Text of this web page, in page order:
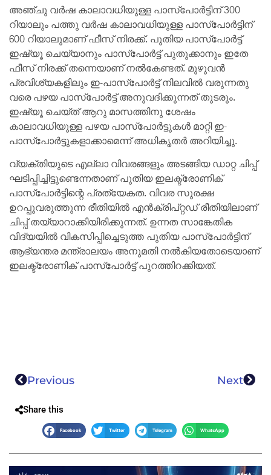
അഞ്ചു വർഷ കാലാവധിയുള്ള പാസ്പോർട്ടിന് 300
റിയാലും പത്തു വർഷ കാലാവധിയുള്ള പാസ്പോർട്ടിന്
600 റിയാലുമാണ് ഫീസ് നിരക്ക്. പുതിയ പാസ്പോർട്ട്
ഇഷ്യൂ ചെയ്യാനും പാസ്പോർട്ട് പുതുക്കാനും ഇതേ
ഫീസ് നിരക്ക് തന്നെയാണ് നൽകേണ്ടത്. മുഴുവൻ
പ്രവിശ്യകളിലും ഇ-പാസ്പോർട്ട് നിലവിൽ വരുന്നതു
വരെ പഴയ പാസ്പോർട്ട് അനുവദിക്കുന്നത് തുടരും.
ഇഷ്യൂ ചെയ്ത് ആറു മാസത്തിനു ശേഷം
കാലാവധിയുള്ള പഴയ പാസ്പോർട്ടുകൾ മാറ്റി ഇ-
പാസ്പോർട്ടുകളാക്കാമെന്ന് അധികൃതർ അറിയിച്ചു.
വ്യക്തിയുടെ എല്ലാ വിവരങ്ങളും അടങ്ങിയ ഡാറ്റ ചിപ്പ്
ഘടിപ്പിച്ചിട്ടുണ്ടെന്നതാണ് പുതിയ ഇലക്ട്രോണിക്
പാസ്‌പോര്‍ട്ടിന്റെ പ്രത്യേകത. വിവര സുരക്ഷ
ഉറപ്പുവരുത്തുന്ന രീതിയില്‍ എന്‍ക്രിപ്റ്റഡ് രീതിയിലാണ്
ചിപ്പ് തയ്യാറാക്കിയിരിക്കുന്നത്. ഉന്നത സാങ്കേതിക
വിദ്യയില്‍ വികസിപ്പിച്ചെടുത്ത പുതിയ പാസ്‌പോര്‍ട്ടിന്
ആഭ്യന്തര മന്ത്രാലയം അനുമതി നല്‍കിയതോടെയാണ്
ഇലക്ട്രോണിക് പാസ്‌പോര്‍ട്ട് പുറത്തിറക്കിയത്.
Previous Next
Share this
Facebook Twitter Telegram WhatsApp